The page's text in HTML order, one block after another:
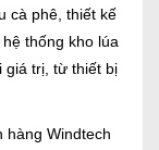
cà phê, thiết kế
thống kho lúa
giá trị, từ thiết bị
hàng Windtech